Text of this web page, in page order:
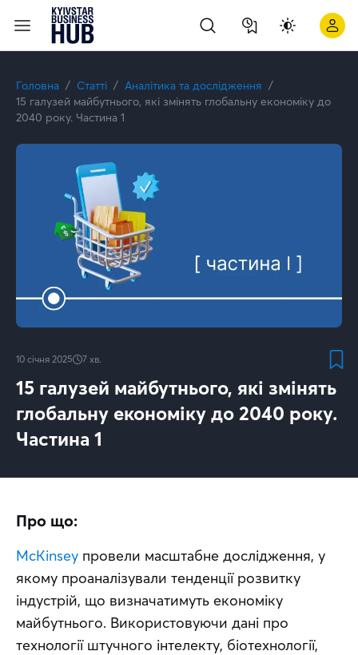
Головна Статті
Аналітика та дослідження
15 галузей майбутнього, які змінять глобальну економіку до
2040 року. Частина 1
10 січня 2025 7 хв.
15 галузей майбутнього, які змінять
глобальну економіку до 2040 року.
Частина 1
Про що:
McKinsey провели масштабне дослідження, у
якому проаналізували тенденції розвитку
індустрій, що визначатимуть економіку
майбутнього. Використовуючи дані про
технології штучного інтелекту, біотехнології,
Технології та платформи нового покоління ⭐ Kyivstar